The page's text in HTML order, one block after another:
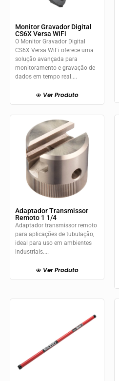
Monitor Gravador Digital
CS6X Versa WiFi
O Monitor Gravador Digital
CS6X Versa WiFi oferece uma
solução avançada para
monitoramento e gravação de
dados em tempo real....
Ver Produto
Adaptador Transmissor
Remoto 1 1/4
Adaptador transmissor remoto
para aplicações de tubulação,
ideal para uso em ambientes
industriais....
Ver Produto